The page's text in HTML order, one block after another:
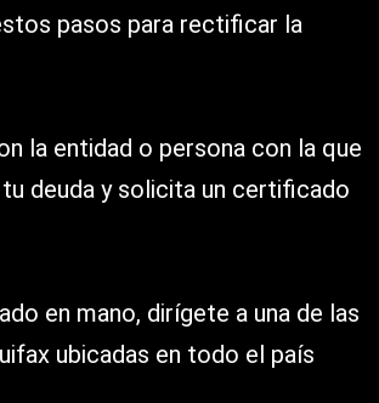
pasos para rectificar la
la entidad o persona con la que
tu deuda y solicita un certificado
en mano, dirígete a una de las
ubicadas en todo el país